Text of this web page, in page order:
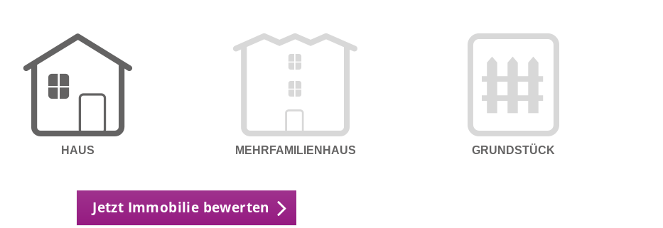
HAUS MEHRFAMILIENHAUS GRUNDSTÜCK
Jetzt Immobilie bewerten